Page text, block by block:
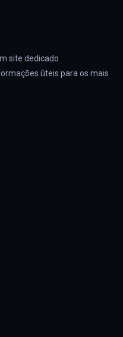
site dedicado
ûteis para os mais